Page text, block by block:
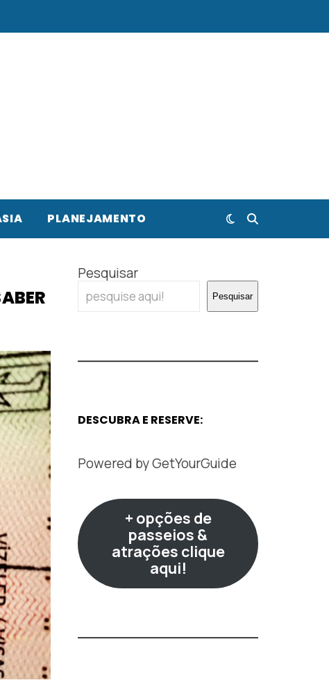
PLANEJAMENTO
Pesquisar
Pesquisar
DESCUBRA E RESERVE:
Powered byGetYourGuide
+ opções de
passeios &
atrações clique
aqui!